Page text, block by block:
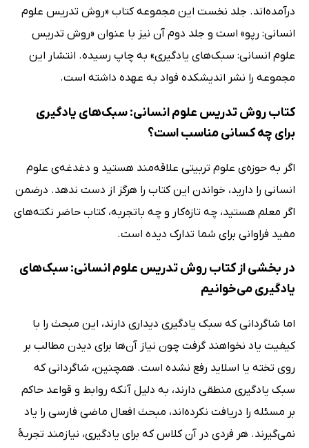
درآمده‌اند. جلد نخست این مجموعه کتاب «روش تدریس علوم
انسانی: رپو» است و جلد دوم آن نیز با عنوان «روش تدریس
علوم انسانی: سبک‌های یادگیری» به چاپ رسیده. انتشار این
مجموعه را نشر اندیشکده فواد به عهده داشته است.
کتاب روش تدریس علوم انسانی: سبک‌های یادگیری
برای چه کسانی مناسب است؟
اگر به حوزه‌ی علوم تربیتی علاقه‌مند هستید و دغدغه‌ی علوم
انسانی را دارید، خواندن این کتاب را هرگز از دست ندهد. درضمن
اگر معلم هستید، چه تازه‌کار و چه باتجربه، کتاب حاضر نکته‌های
مفید فراوانی برای شما تدارک دیده است.
در بخشی از کتاب روش تدریس علوم انسانی: سبک‌های
یادگیری می‌خوانیم
اما شاگردانی که سبک یادگیری دیداری دارند، این مبحث را با
کیفیت یاد نخواهند گرفت چون نیاز آن‌ها برای دیدن مطالب بر
روی تخته یا اسلاید رفع نشده‌ است. همچنین، شاگردانی که
سبک یادگیری منطقی دارند، به دلیل آنکه روابط و قواعد حاکم
بر مسئله را دریافت نکرده‌اند، مبحث افعال ماضی فارسی را یاد
نمی‌گیرند. هر فردی در آن کلاس که برای یادگیری، نیازمند تجربۀ